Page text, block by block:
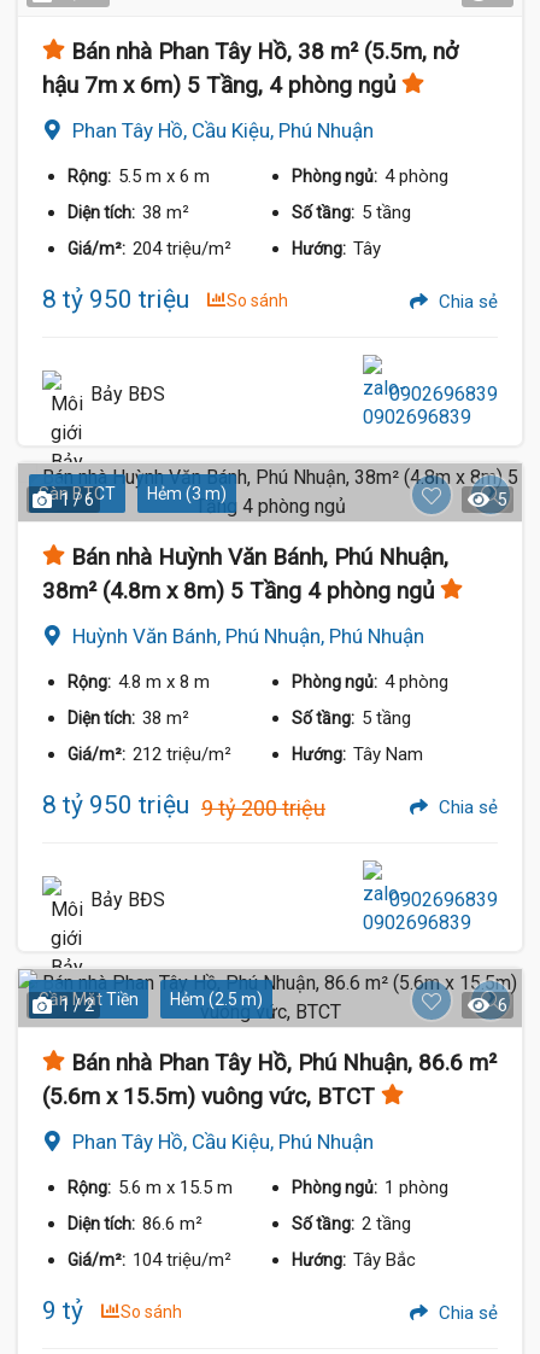
Bán nhà Phan Tây Hồ, 38 m² (5.5m, nở
hậu 7m x 6m) 5 Tầng, 4 phòng ngủ
Phan Tây Hồ, Cầu Kiệu, Phú Nhuận
Rộng: 5.5 m x 6 m Phòng ngủ: 4 phòng
Diện tích: 38 m² Số tầng: 5 tầng
Giá/m²: 204 triệu/m² Hướng: Tây
8 tỷ 950 triệu So sánh Chia sẻ
Bảy BĐS 0902696839
Sàn BTCT Hẻm (3 m)
1 / 6 5
Bán nhà Huỳnh Văn Bánh, Phú Nhuận,
38m² (4.8m x 8m) 5 Tầng 4 phòng ngủ
Huỳnh Văn Bánh, Phú Nhuận, Phú Nhuận
Rộng: 4.8 m x 8 m Phòng ngủ: 4 phòng
Diện tích: 38 m² Số tầng: 5 tầng
Giá/m²: 212 triệu/m² Hướng: Tây Nam
8 tỷ 950 triệu 9 tỷ 200 triệu Chia sẻ
Bảy BĐS 0902696839
Gần Mặt Tiền Hẻm (2.5 m)
1 / 2 6
Bán nhà Phan Tây Hồ, Phú Nhuận, 86.6 m²
(5.6m x 15.5m) vuông vức, BTCT
Phan Tây Hồ, Cầu Kiệu, Phú Nhuận
Rộng: 5.6 m x 15.5 m Phòng ngủ: 1 phòng
Diện tích: 86.6 m² Số tầng: 2 tầng
Giá/m²: 104 triệu/m² Hướng: Tây Bắc
9 tỷ So sánh Chia sẻ